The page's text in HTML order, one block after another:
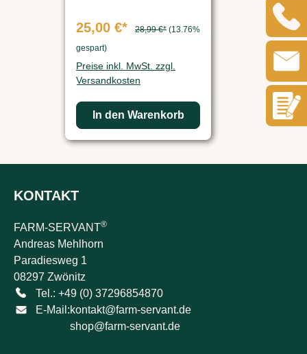
25,00 €* 28,99 €* (13.76%
gespart)
Preise inkl. MwSt. zzgl.
Versandkosten
In den Warenkorb
37,49 €*
gespart)
Versandkosten
In den
KONTAKT
FARM-SERVANT®
Andreas Mehlhorn
Paradiesweg 1
08297 Zwönitz
Tel.: +49 (0) 37296854870
E-Mail:kontakt@farm-servant.de
shop@farm-servant.de